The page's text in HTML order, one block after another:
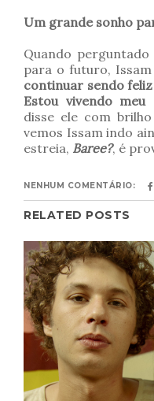
Um grande sonho
Quando perguntado
para o futuro,
continuar sendo
Estou vivendo
disse ele com
vemos Issam indo
estreia, Baree?, é
NENHUM COMENTÁRIO:
RELATED POSTS